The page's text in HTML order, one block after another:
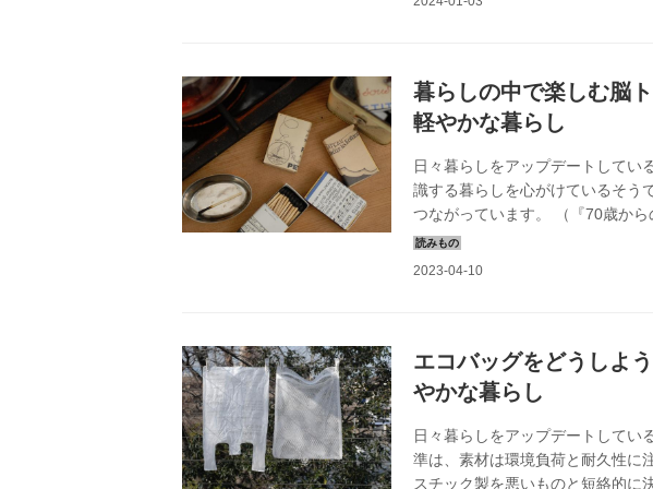
暮らしの中で楽しむ脳
軽やかな暮らし
日々暮らしをアップデートしてい
識する暮らしを心がけているそう
つながっています。 （『70歳から
エコバッグをどうしよ
やかな暮らし
日々暮らしをアップデートしてい
準は、素材は環境負荷と耐久性に
スチック製を悪いものと短絡的に